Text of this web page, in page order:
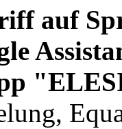
auf